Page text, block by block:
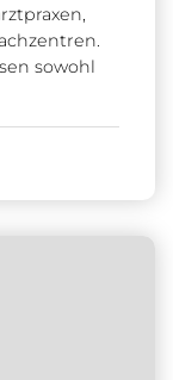
sowohl